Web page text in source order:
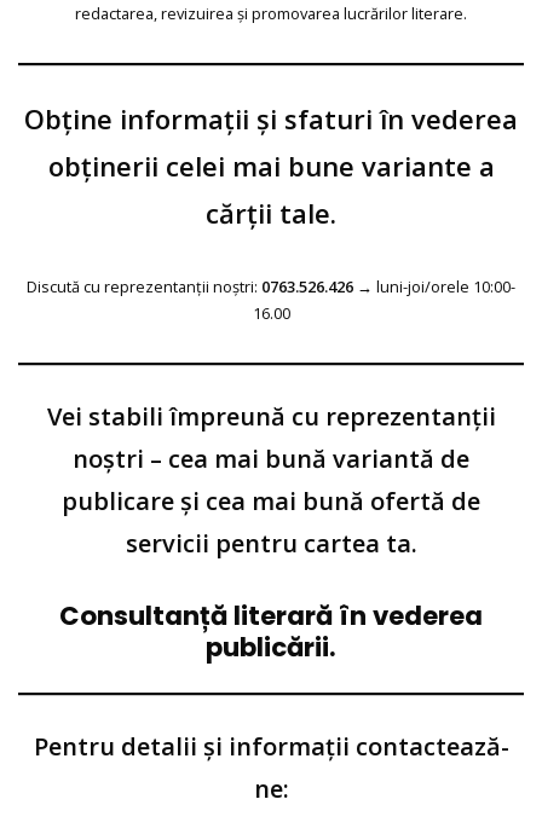
redactarea, revizuirea și promovarea lucrărilor literare.
Obține informații și sfaturi în vederea
obținerii celei mai bune variante a
cărții tale.
Discută cu reprezentanții noștri: 0763.526.426 → luni-joi/orele 10:00-
16.00
Vei stabili împreună cu reprezentanții
noștri – cea mai bună variantă de
publicare și cea mai bună ofertă de
servicii pentru cartea ta.
Consultanță literară în vederea
publicării.
Pentru detalii și informații contactează-
ne: